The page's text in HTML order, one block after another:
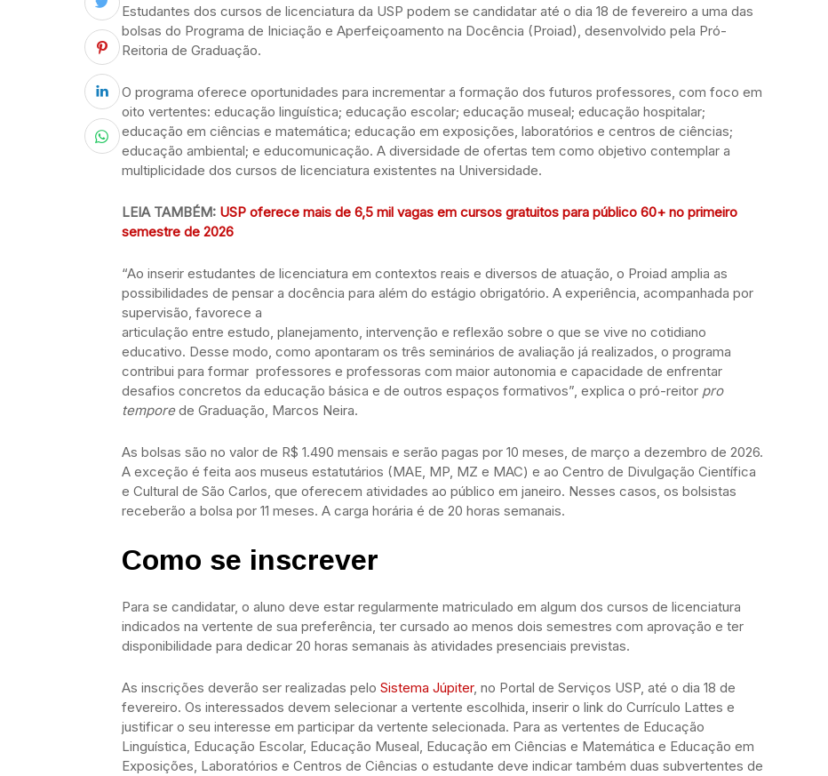
Estudantes dos cursos de licenciatura da USP podem se candidatar até o dia 18 de fevereiro a uma das
bolsas do Programa de Iniciação e Aperfeiçoamento na Docência (Proiad), desenvolvido pela Pró-
Reitoria de Graduação.
O programa oferece oportunidades para incrementar a formação dos futuros professores, com foco em
oito vertentes: educação linguística; educação escolar; educação museal; educação hospitalar;
educação em ciências e matemática; educação em exposições, laboratórios e centros de ciências;
educação ambiental; e educomunicação. A diversidade de ofertas tem como objetivo contemplar a
multiplicidade dos cursos de licenciatura existentes na Universidade.
LEIA TAMBÉM: USP oferece mais de 6,5 mil vagas em cursos gratuitos para público 60+ no primeiro
semestre de 2026
“Ao inserir estudantes de licenciatura em contextos reais e diversos de atuação, o Proiad amplia as
possibilidades de pensar a docência para além do estágio obrigatório. A experiência, acompanhada por
supervisão, favorece a
articulação entre estudo, planejamento, intervenção e reflexão sobre o que se vive no cotidiano
educativo. Desse modo, como apontaram os três seminários de avaliação já realizados, o programa
contribui para formar professores e professoras com maior autonomia e capacidade de enfrentar
desafios concretos da educação básica e de outros espaços formativos”, explica o pró-reitor pro
temporede Graduação, Marcos Neira.
As bolsas são no valor de R$ 1.490 mensais e serão pagas por 10 meses, de março a dezembro de 2026.
A exceção é feita aos museus estatutários (MAE, MP, MZ e MAC) e ao Centro de Divulgação Científica
e Cultural de São Carlos, que oferecem atividades ao público em janeiro. Nesses casos, os bolsistas
receberão a bolsa por 11 meses. A carga horária é de 20 horas semanais.
Como se inscrever
Para se candidatar, o aluno deve estar regularmente matriculado em algum dos cursos de licenciatura
indicados na vertente de sua preferência, ter cursado ao menos dois semestres com aprovação e ter
disponibilidade para dedicar 20 horas semanais às atividades presenciais previstas.
As inscrições deverão ser realizadas pelo Sistema Júpiter, no Portal de Serviços USP, até o dia 18 de
fevereiro. Os interessados devem selecionar a vertente escolhida, inserir o link do Currículo Lattes e
justificar o seu interesse em participar da vertente selecionada. Para as vertentes de Educação
Linguística, Educação Escolar, Educação Museal, Educação em Ciências e Matemática e Educação em
Exposições, Laboratórios e Centros de Ciências o estudante deve indicar também duas subvertentes de